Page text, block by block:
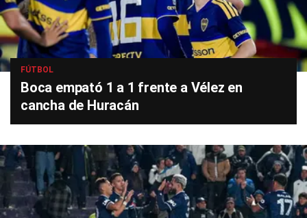
FÚTBOL
Boca empató 1 a 1 frente a Vélez en
cancha de Huracán